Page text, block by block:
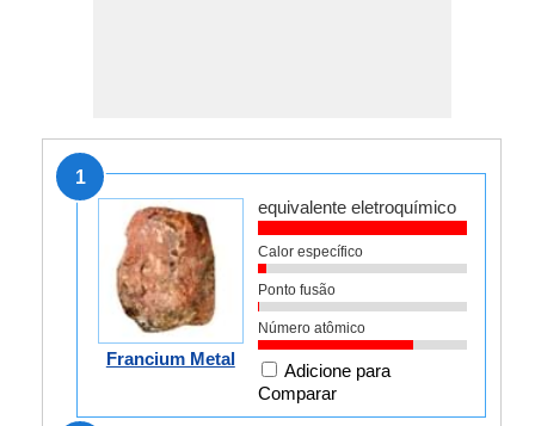
1
Francium Metal
equivalente eletroquímico
Calor específico
Ponto fusão
Número atômico
Adicione para
Comparar